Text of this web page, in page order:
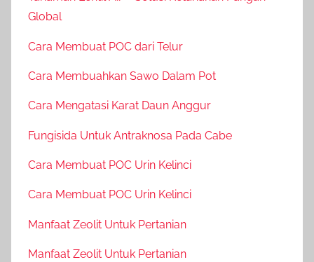
Global
Cara Membuat POC dari Telur
Cara Membuahkan Sawo Dalam Pot
Cara Mengatasi Karat Daun Anggur
Fungisida Untuk Antraknosa Pada Cabe
Cara Membuat POC Urin Kelinci
Cara Membuat POC Urin Kelinci
Manfaat Zeolit Untuk Pertanian
Manfaat Zeolit Untuk Pertanian